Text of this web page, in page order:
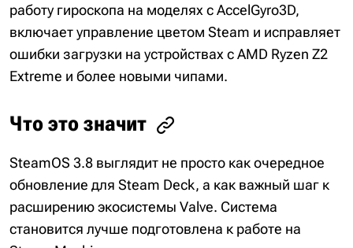
работу гироскопа на моделях с AccelGyro3D,
включает управление цветом Steam и исправляет
ошибки загрузки на устройствах с AMD Ryzen Z2
Extreme и более новыми чипами.
Что это значит
SteamOS 3.8 выглядит не просто как очередное
обновление для Steam Deck, а как важный шаг к
расширению экосистемы Valve. Система
становится лучше подготовлена к работе на